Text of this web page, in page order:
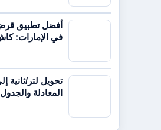
أفضل تطبيق
في الإمارات: كاش
المعادلة والجدول